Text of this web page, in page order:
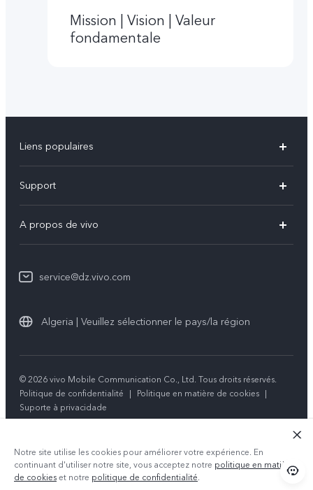
Mission | Vision | Valeur
fondamentale
Liens populaires
V60 Lite
Y21d
Tous les modèles
Support
Funtouch OS
Authentification IMEI
Instructions de garantie
A propos de vivo
Mentions légales
service@dz.vivo.com
Algeria | Veuillez sélectionner le pays/la région
© 2026 vivo Mobile Communication Co., Ltd. Tous droits réservés.
Politique de confidentialité
| Politique en matière de cookies |
Suporte à privacidade
Notre site utilise les cookies pour améliorer votre expérience. En
continuant d'utiliser notre site, vous acceptez notre politique en matière
de cookieset notre politique de confidentialité.